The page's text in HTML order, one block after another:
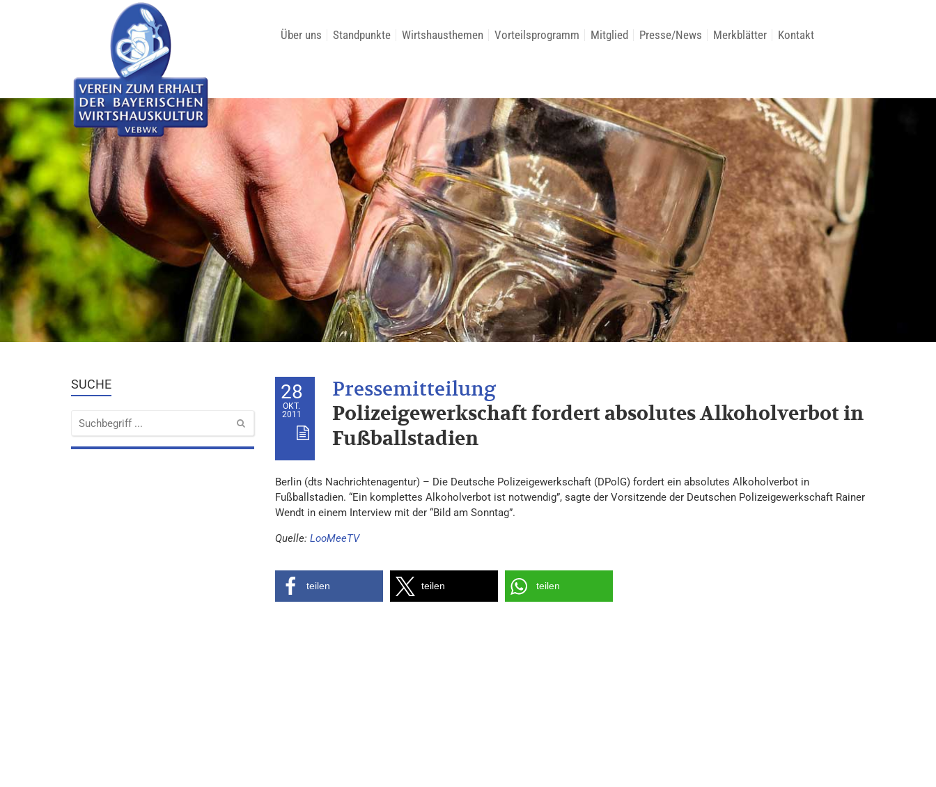
Über uns Standpunkte Wirtshausthemen Vorteilsprogramm Mitglied Presse/News Merkblätter Kontakt
SUCHE 28
OKT.
2011
Polizeigewerkschaft fordert absolutes Alkoholverbot in
Fußballstadien
Berlin (dts Nachrichtenagentur) – Die Deutsche Polizeigewerkschaft (DPolG) fordert ein absolutes Alkoholverbot in
Fußballstadien. “Ein komplettes Alkoholverbot ist notwendig”, sagte der Vorsitzende der Deutschen Polizeigewerkschaft Rainer
Wendt in einem Interview mit der “Bild am Sonntag”.
Quelle: LooMeeTV
teilen teilen teilen